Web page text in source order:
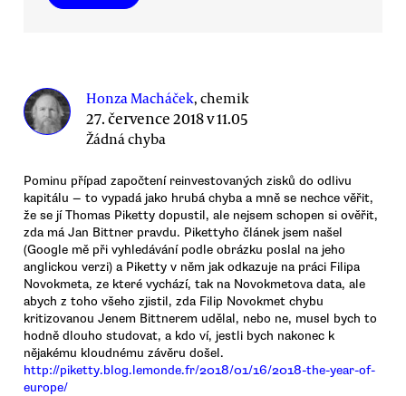
Honza Macháček, chemik
27. července 2018 v 11.05
Žádná chyba
Pominu případ započtení reinvestovaných zisků do odlivu
kapitálu — to vypadá jako hrubá chyba a mně se nechce věřit,
že se jí Thomas Piketty dopustil, ale nejsem schopen si ověřit,
zda má Jan Bittner pravdu. Pikettyho článek jsem našel
(Google mě při vyhledávání podle obrázku poslal na jeho
anglickou verzi) a Piketty v něm jak odkazuje na práci Filipa
Novokmeta, ze které vychází, tak na Novokmetova data, ale
abych z toho všeho zjistil, zda Filip Novokmet chybu
kritizovanou Jenem Bittnerem udělal, nebo ne, musel bych to
hodně dlouho studovat, a kdo ví, jestli bych nakonec k
nějakému kloudnému závěru došel.
http://piketty.blog.lemonde.fr/2018/01/16/2018-the-year-of-
europe/